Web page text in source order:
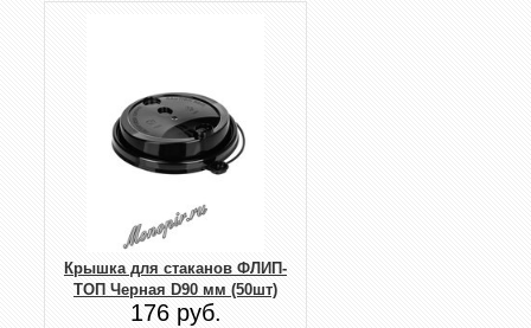
Крышка для стаканов ФЛИП-
ТОП Черная D90 мм (50шт)
176 руб.